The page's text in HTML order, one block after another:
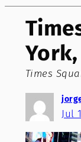
York,
Times
Jul